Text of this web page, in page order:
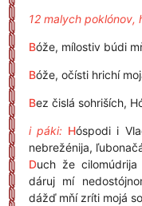
12 malych poklónov,
Bóže, mílostiv búdi
Bóže, očísti hrichí
Bez čislá sohriších,
i páki: Hóspodi i
nebrežénija,
Duch že
dáruj mí
dážď mňí zríti mojá